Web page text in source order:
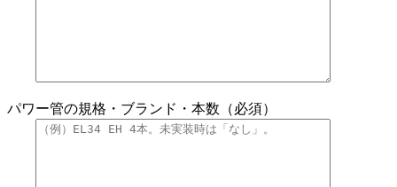
パワー管の規格・ブランド・本数（必須）